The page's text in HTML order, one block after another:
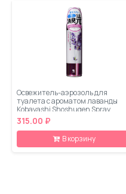
Освежитель-аэрозоль для
туалета с ароматом лаванды
Kobayashi Shoshugen Spray
Lavender, 280 г
315.00 ₽
В корзину